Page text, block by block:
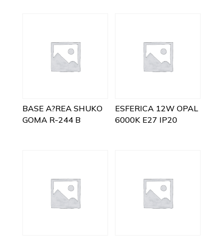
BASE A?REA SHUKO
GOMA R-244 B
ESFERICA 12W OPAL
6000K E27 IP20